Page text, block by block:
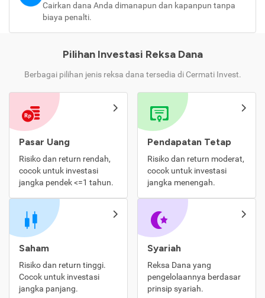
Cairkan dana Anda dimanapun dan kapanpun tanpa
biaya penalti.
Pilihan Investasi Reksa Dana
Berbagai pilihan jenis reksa dana tersedia di Cermati Invest.
Pasar Uang
Risiko dan return rendah,
cocok untuk investasi
jangka pendek <=1 tahun.
Pendapatan Tetap
Risiko dan return moderat,
cocok untuk investasi
jangka menengah.
Saham
Risiko dan return tinggi.
Cocok untuk investasi
jangka panjang.
Syariah
Reksa Dana yang
pengelolaannya berdasar
prinsip syariah.